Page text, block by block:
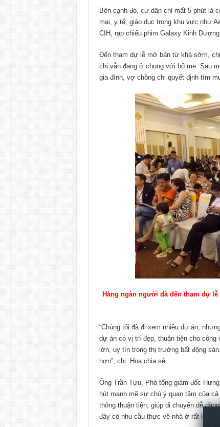
Bên cạnh đó, cư dân chỉ mất 5 phút là
mại, y tế, giáo dục trong khu vực như
CIH, rạp chiếu phim Galaxy Kinh
Đến tham dự lễ mở bán từ khá sớm,
chị vẫn đang ở chung với bố mẹ. Sau
gia đình, vợ chồng chị quyết định tìm
Hàng ngàn người đã đến tham dự
“Chúng tôi đã đi xem nhiều dự án,
dự án có vị trí đẹp, thuận tiện cho
lớn, uy tín trong thị trường bất động
hơn”, chị Hoa chia sẻ.
Ông Trần Tựu, Phó tổng giám đốc
hút mạnh mẽ sự chú ý quan tâm của
thông thuận tiện, giúp di chuyển dễ
đây có nhu cầu thực về nhà ở rất lớn.